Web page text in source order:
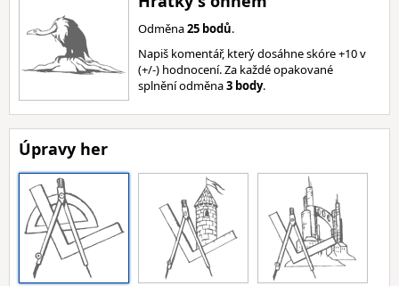
Odměna25 bodů.
Napiš komentář, který dosáhne skóre +10 v
(+/-) hodnocení. Za každé opakované
splnění odměna3 body.
Úpravy her